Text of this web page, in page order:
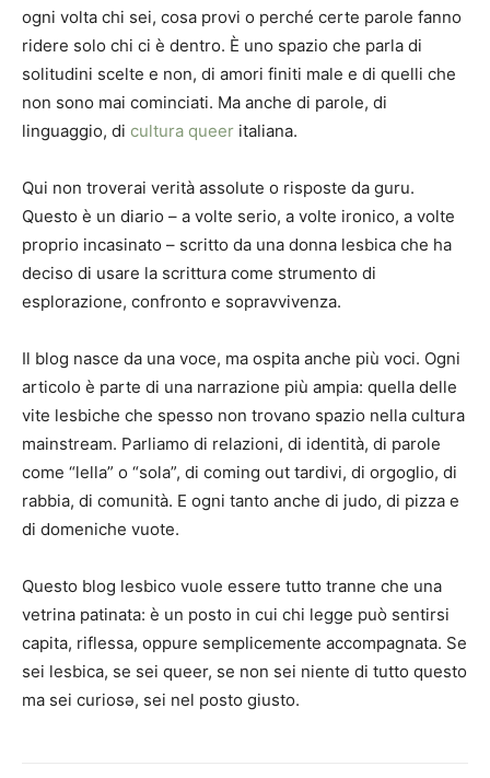
ogni volta chi sei, cosa provi o perché certe parole fanno
ridere solo chi ci è dentro. È uno spazio che parla di
solitudini scelte e non, di amori finiti male e di quelli che
non sono mai cominciati. Ma anche di parole, di
linguaggio, di cultura queer italiana.
Qui non troverai verità assolute o risposte da guru.
Questo è un diario – a volte serio, a volte ironico, a volte
proprio incasinato – scritto da una donna lesbica che ha
deciso di usare la scrittura come strumento di
esplorazione, confronto e sopravvivenza.
Il blog nasce da una voce, ma ospita anche più voci. Ogni
articolo è parte di una narrazione più ampia: quella delle
vite lesbiche che spesso non trovano spazio nella cultura
mainstream. Parliamo di relazioni, di identità, di parole
come “lella” o “sola”, di coming out tardivi, di orgoglio, di
rabbia, di comunità. E ogni tanto anche di judo, di pizza e
di domeniche vuote.
Questo blog lesbico vuole essere tutto tranne che una
vetrina patinata: è un posto in cui chi legge può sentirsi
capita, riflessa, oppure semplicemente accompagnata. Se
sei lesbica, se sei queer, se non sei niente di tutto questo
ma sei curiosə, sei nel posto giusto.